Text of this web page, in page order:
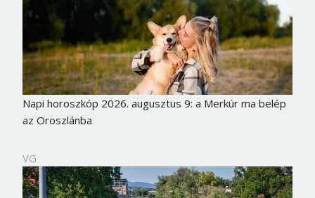
Napi horoszkóp 2026. augusztus 9: a Merkúr ma belép
az Oroszlánba
VG
Borsonline bejelentkezés
E-mail cím vagy felhasználónév